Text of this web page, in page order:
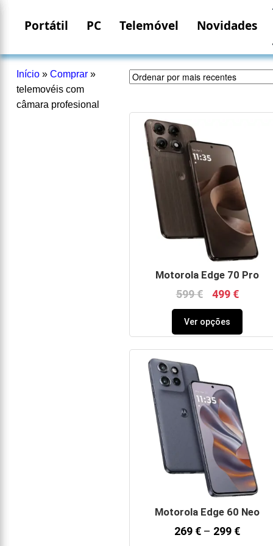
Portátil PC Telemóvel Novidades
Início »Comprar »
telemovéis com
câmara profesional
Motorola Edge 70 Pro
599€ 499 €
Ver opções
Motorola Edge 60 Neo
269 € – 299 €